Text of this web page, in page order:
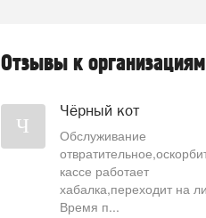
Отзывы к организациям
Ч
Чёрный кот
Обслуживание
кассе работает
хабалка,переходит на
Время п...